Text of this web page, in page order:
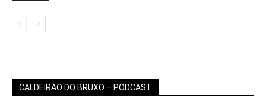
CALDEIRÃO DO BRUXO – PODCAST